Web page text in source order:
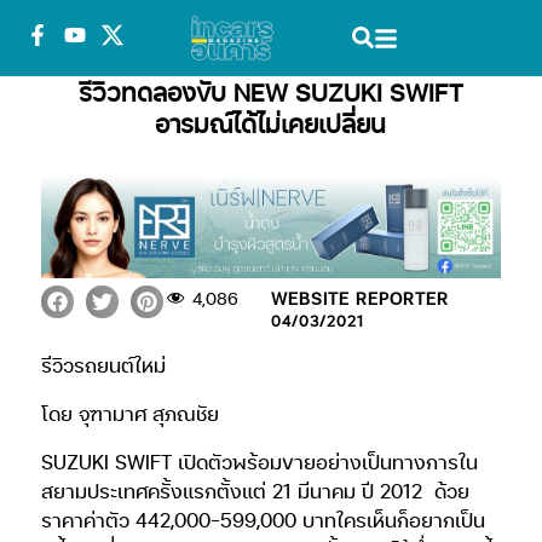
รีวิวทดลองขับ NEW SUZUKI SWIFT
อารมณ์ได้ไม่เคยเปลี่ยน
WEBSITE REPORTER
04/03/2021
4,086
รีวิวรถยนต์ใหม่
โดย จุฑามาศ สุภณชัย
SUZUKI SWIFT เปิดตัวพร้อมขายอย่างเป็นทางการใน
สยามประเทศครั้งแรกตั้งแต่ 21 มีนาคม ปี 2012 ด้วย
ราคาค่าตัว 442,000-599,000 บาทใครเห็นก็อยากเป็น